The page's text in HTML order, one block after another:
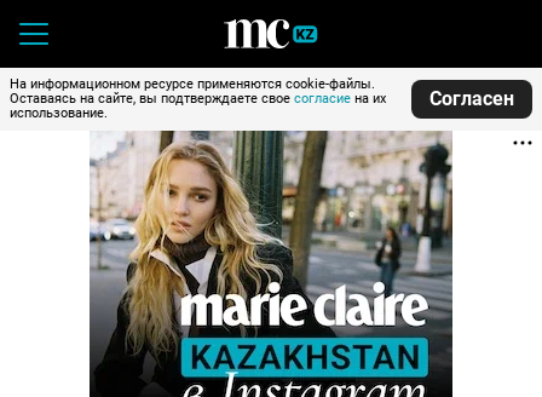
На информационном ресурсе применяются cookie-файлы.
Оставаясь на сайте, вы подтверждаете свое согласие на их
использование.
Согласен